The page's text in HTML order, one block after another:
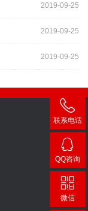
2019-09-25
2019-09-25
2019-09-25
联系电话
400-
007-
3860
QQ咨询
微信